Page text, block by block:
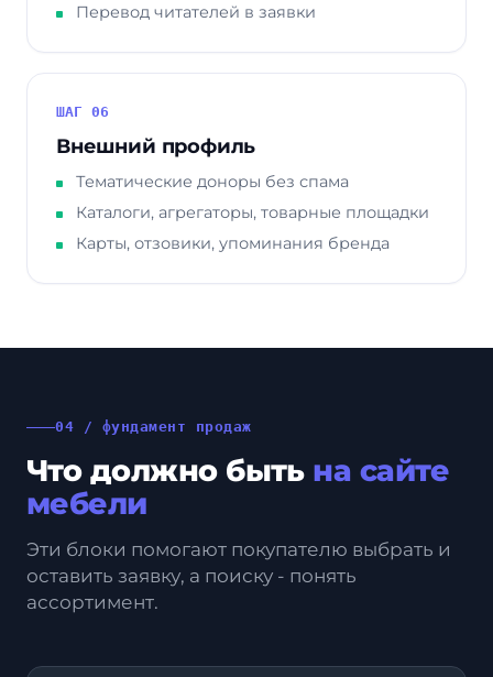
Перевод читателей в заявки
ШАГ 06
Внешний профиль
Тематические доноры без спама
Каталоги, агрегаторы, товарные площадки
Карты, отзовики, упоминания бренда
04 / фундамент продаж
Что должно быть на сайте
мебели
Эти блоки помогают покупателю выбрать и
оставить заявку, а поиску - понять
ассортимент.